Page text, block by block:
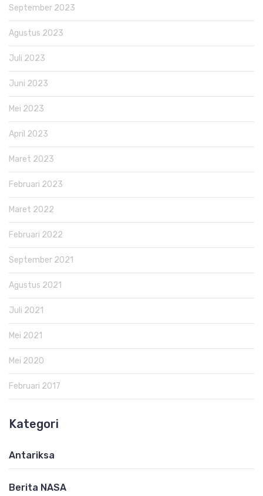
September 2023
Agustus 2023
Juli 2023
Juni 2023
Mei 2023
April 2023
Maret 2023
Februari 2023
Maret 2022
Februari 2022
September 2021
Agustus 2021
Juli 2021
Mei 2021
Mei 2020
Februari 2017
Kategori
Antariksa
Berita NASA